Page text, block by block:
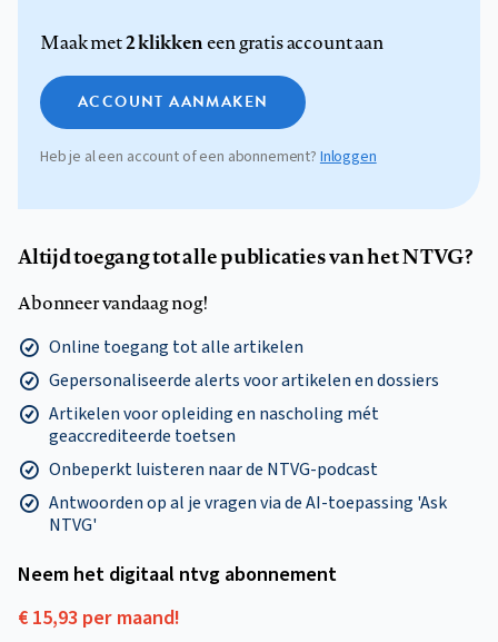
Maak met2 klikkeneen gratis account aan
ACCOUNT AANMAKEN
Heb je al een account of een abonnement? Inloggen
Altijd toegang tot alle publicaties van het NTVG?
Abonneer vandaag nog!
Online toegang tot alle artikelen
Gepersonaliseerde alerts voor artikelen en dossiers
Artikelen voor opleiding en nascholing mét
geaccrediteerde toetsen
Onbeperkt luisteren naar de NTVG-podcast
Antwoorden op al je vragen via de AI-toepassing 'Ask
NTVG'
Neem het digitaal ntvg abonnement
€ 15,93 per maand!